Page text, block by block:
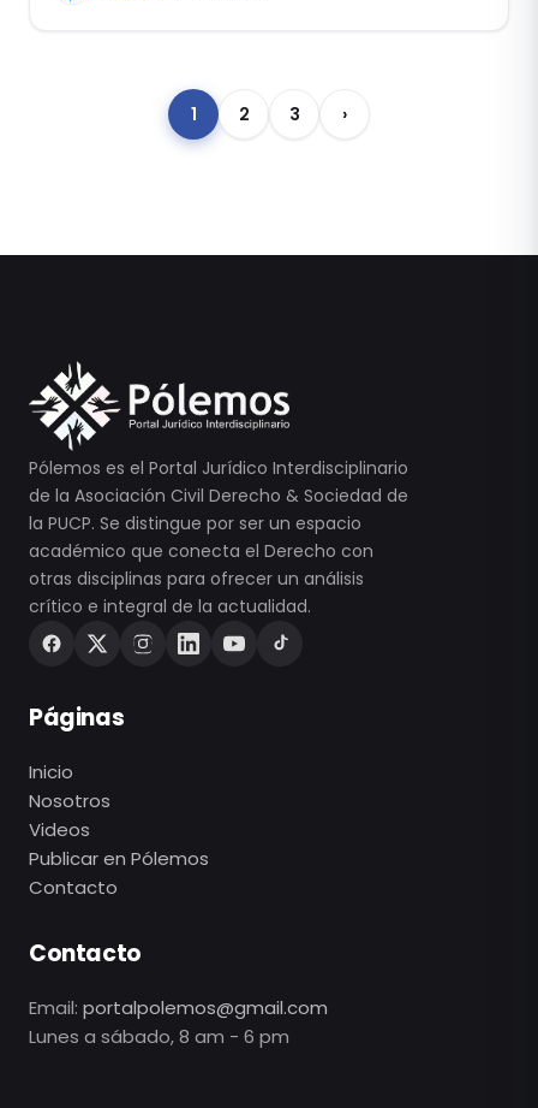
1 2 3 ›
Pólemos es el Portal Jurídico Interdisciplinario
de la Asociación Civil Derecho & Sociedad de
la PUCP. Se distingue por ser un espacio
académico que conecta el Derecho con
otras disciplinas para ofrecer un análisis
crítico e integral de la actualidad.
Páginas
Inicio
Nosotros
Videos
Publicar en Pólemos
Contacto
Contacto
Email: portalpolemos@gmail.com
Lunes a sábado, 8 am - 6 pm